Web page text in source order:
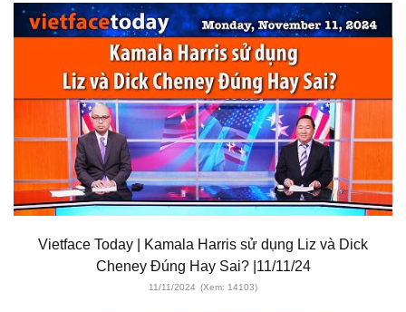
Vietface Today | Kamala Harris sử dụng Liz và Dick
Cheney Đúng Hay Sai? |11/11/24
11/11/2024 (Xem: 14103)